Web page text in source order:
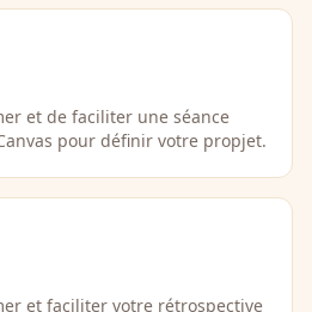
et de faciliter une séance
pour définir votre propjet.
et faciliter votre rétrospective